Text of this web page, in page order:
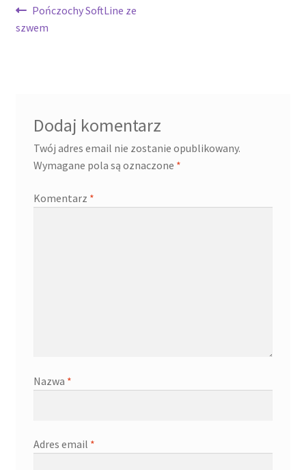
Nawigacja
wpisu
Poprzedni
wpis:
Pończochy SoftLine ze
szwem
Dodaj komentarz
Twój adres email nie zostanie opublikowany.
Wymagane pola są oznaczone *
Komentarz *
Nazwa *
Adres email *